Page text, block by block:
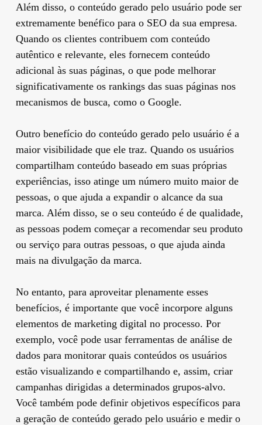
Além disso, o conteúdo gerado pelo usuário pode ser
extremamente benéfico para o SEO da sua empresa.
Quando os clientes contribuem com conteúdo
autêntico e relevante, eles fornecem conteúdo
adicional às suas páginas, o que pode melhorar
significativamente os rankings das suas páginas nos
mecanismos de busca, como o Google.
Outro benefício do conteúdo gerado pelo usuário é a
maior visibilidade que ele traz. Quando os usuários
compartilham conteúdo baseado em suas próprias
experiências, isso atinge um número muito maior de
pessoas, o que ajuda a expandir o alcance da sua
marca. Além disso, se o seu conteúdo é de qualidade,
as pessoas podem começar a recomendar seu produto
ou serviço para outras pessoas, o que ajuda ainda
mais na divulgação da marca.
No entanto, para aproveitar plenamente esses
benefícios, é importante que você incorpore alguns
elementos de marketing digital no processo. Por
exemplo, você pode usar ferramentas de análise de
dados para monitorar quais conteúdos os usuários
estão visualizando e compartilhando e, assim, criar
campanhas dirigidas a determinados grupos-alvo.
Você também pode definir objetivos específicos para
a geração de conteúdo gerado pelo usuário e medir o